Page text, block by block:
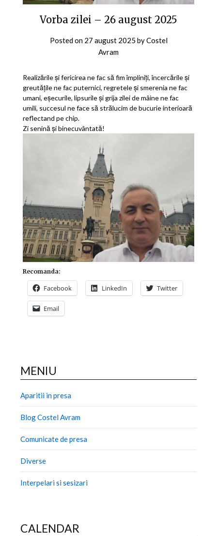
Vorba zilei – 26 august 2025
Posted on 27 august 2025 byCostel
Avram
Realizările și fericirea ne fac să fim împliniți, încercările și
greutățile ne fac puternici, regretele și smerenia ne fac
umani, eșecurile, lipsurile și grija zilei de mâine ne fac
umili, succesul ne face să strălucim de bucurie interioară
reflectand pe chip.
Zi senină și binecuvântată!
Recomanda:
Facebook LinkedIn Twitter
Email
MENIU
Aparitii in presa
Blog Costel Avram
Comunicate de presa
Diverse
Interpelari si sesizari
CALENDAR